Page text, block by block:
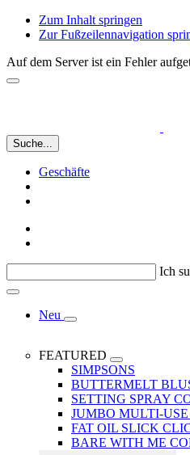
Zum Inhalt springen
Zur Fußzeilennavigation
Auf dem Server ist ein Fehler
Suche...
Geschäfte
Ich
Neu
FEATURED
SIMPSONS
BUTTERMELT
SETTING SPRAY
JUMBO MULTI-
FAT OIL SLICK
BARE WITH ME